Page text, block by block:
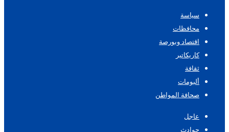
سياسة
محافظات
اقتصاد وبورصة
كاريكاتير
ثقافة
ألبومات
صحافة المواطن
عاجل
حوادث